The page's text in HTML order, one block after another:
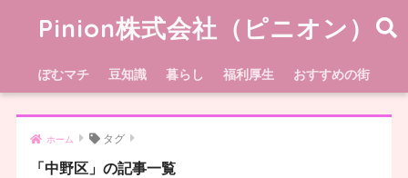
Pinion株式会社（ピニオン）
ぽむマチ 豆知識 暮らし 福利厚生 おすすめの街
ホーム タグ
「中野区」の記事一覧